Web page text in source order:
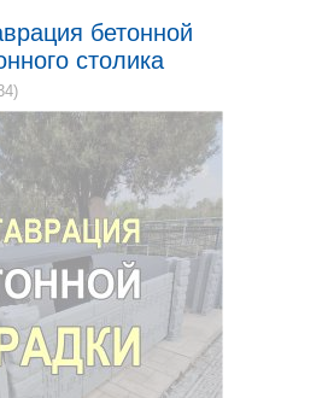
бетонной
столика